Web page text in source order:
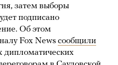
затем выборы
подписано
Об этом
Fox News сообщили
дипломатических